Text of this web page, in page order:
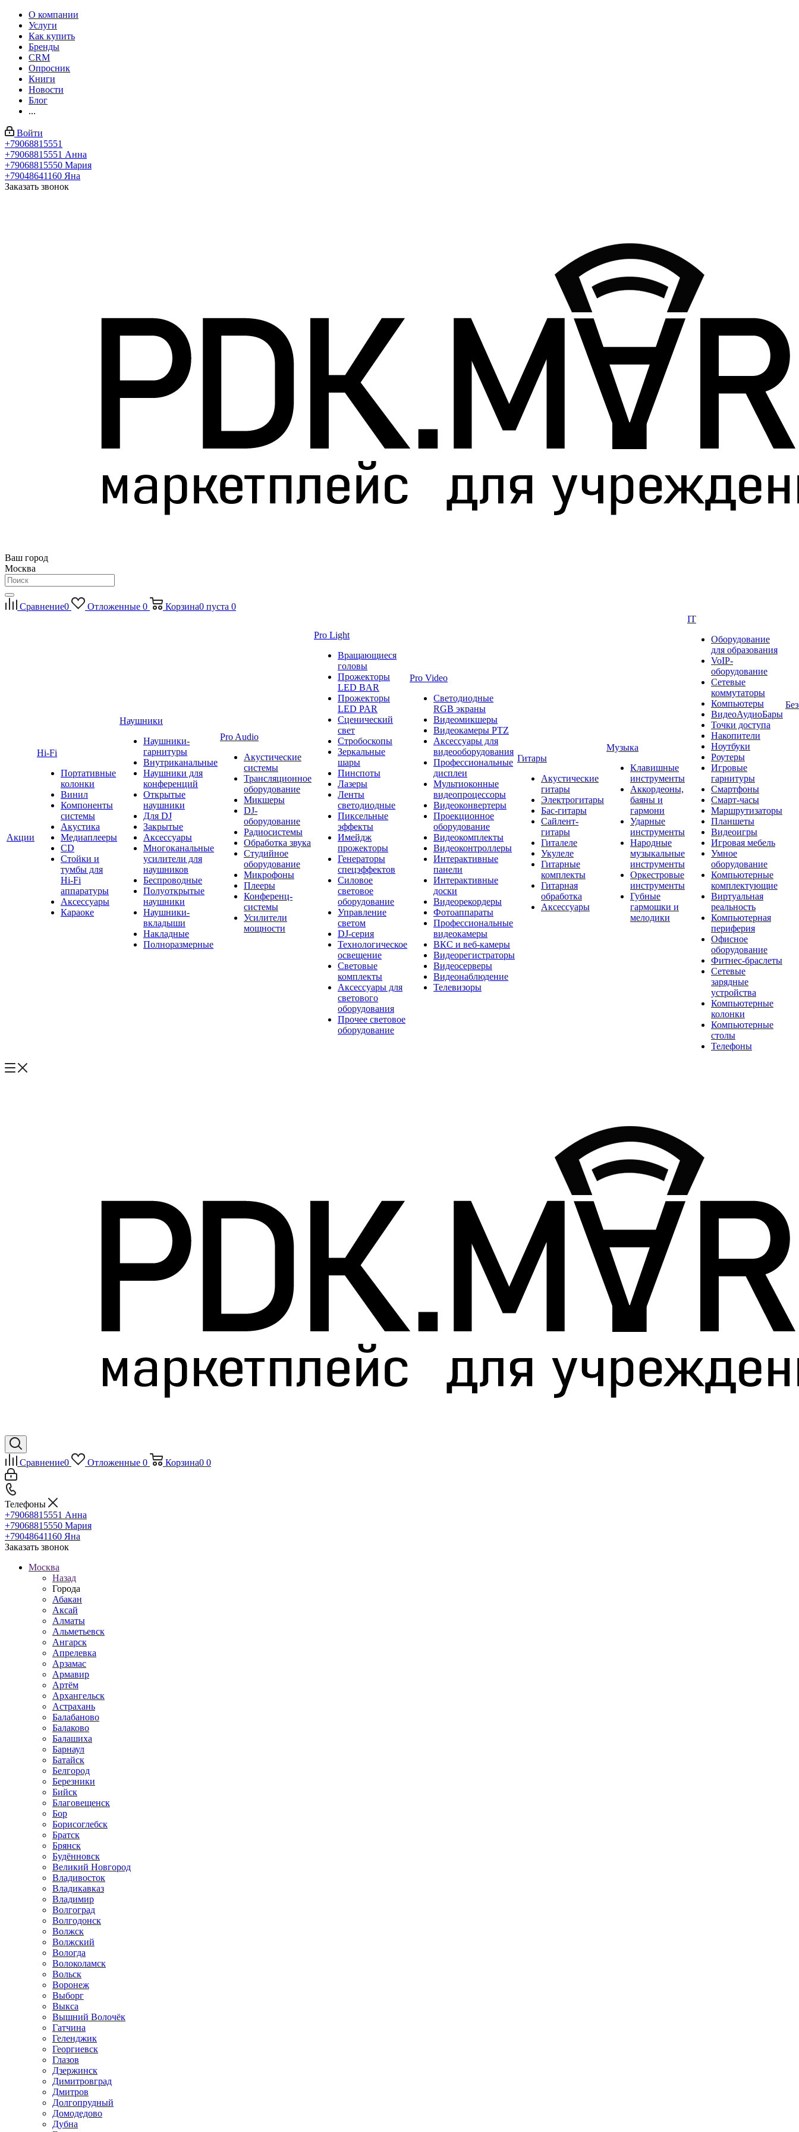
О компании
Услуги
Как купить
Бренды
CRM
Опросник
Книги
Новости
Блог
...
Войти
+79068815551
+79068815551 Анна
+79068815550 Мария
+79048641160 Яна
Заказать звонок
Ваш город
Москва
Сравнение0 Отложенные 0 Корзина0 пуста 0
Акции
Hi-Fi
Портативные
колонки
Винил
Компоненты
системы
Акустика
Медиаплееры
CD
Стойки и
тумбы для
Hi-Fi
аппаратуры
Аксессуары
Караоке
Наушники
Наушники-
гарнитуры
Внутриканальные
Наушники для
конференций
Открытые
наушники
Для DJ
Закрытые
Аксессуары
Многоканальные
усилители для
наушников
Беспроводные
Полуоткрытые
наушники
Наушники-
вкладыши
Накладные
Полноразмерные
Pro Audio
Акустические
системы
Трансляционное
оборудование
Микшеры
DJ-
оборудование
Радиосистемы
Обработка звука
Студийное
оборудование
Микрофоны
Плееры
Конференц-
системы
Усилители
мощности
Pro Light
Вращающиеся
головы
Прожекторы
LED BAR
Прожекторы
LED PAR
Сценический
свет
Стробоскопы
Зеркальные
шары
Пинспоты
Лазеры
Ленты
светодиодные
Пиксельные
эффекты
Имейдж
прожекторы
Генераторы
спецэффектов
Силовое
световое
оборудование
Управление
светом
DJ-серия
Технологическое
освещение
Световые
комплекты
Аксессуары для
светового
оборудования
Прочее световое
оборудование
Pro Video
Светодиодные
RGB экраны
Видеомикшеры
Видеокамеры PTZ
Аксессуары для
видеооборудования
Профессиональные
дисплеи
Мультиоконные
видеопроцессоры
Видеоконвертеры
Проекционное
оборудование
Видеокомплекты
Видеоконтроллеры
Интерактивные
панели
Интерактивные
доски
Видеорекордеры
Фотоаппараты
Профессиональные
видеокамеры
ВКС и веб-камеры
Видеорегистраторы
Видеосерверы
Видеонаблюдение
Телевизоры
Гитары
Акустические
гитары
Электрогитары
Бас-гитары
Сайлент-
гитары
Гиталеле
Укулеле
Гитарные
комплекты
Гитарная
обработка
Аксессуары
Музыка
Клавишные
инструменты
Аккордеоны,
баяны и
гармони
Ударные
инструменты
Народные
музыкальные
инструменты
Оркестровые
инструменты
Губные
гармошки и
мелодики
IT
Оборудование
для образования
VoIP-
оборудование
Сетевые
коммутаторы
Компьютеры
ВидеоАудиоБары
Точки доступа
Накопители
Ноутбуки
Роутеры
Игровые
гарнитуры
Смартфоны
Смарт-часы
Маршрутизаторы
Планшеты
Видеоигры
Игровая мебель
Умное
оборудование
Компьютерные
комплектующие
Виртуальная
реальность
Компьютерная
периферия
Офисное
оборудование
Фитнес-браслеты
Сетевые
зарядные
устройства
Компьютерные
колонки
Компьютерные
столы
Телефоны
Сравнение0 Отложенные 0 Корзина0 0
Телефоны
+79068815551 Анна
+79068815550 Мария
+79048641160 Яна
Заказать звонок
Москва
Назад
Города
Абакан
Аксай
Алматы
Альметьевск
Ангарск
Апрелевка
Арзамас
Армавир
Артём
Архангельск
Астрахань
Балабаново
Балаково
Балашиха
Барнаул
Батайск
Белгород
Березники
Бийск
Благовещенск
Бор
Борисоглебск
Братск
Брянск
Будённовск
Великий Новгород
Владивосток
Владикавказ
Владимир
Волгоград
Волгодонск
Волжск
Волжский
Вологда
Волоколамск
Вольск
Воронеж
Выборг
Выкса
Вышний Волочёк
Гатчина
Геленджик
Георгиевск
Глазов
Дзержинск
Димитровград
Дмитров
Долгопрудный
Домодедово
Дубна